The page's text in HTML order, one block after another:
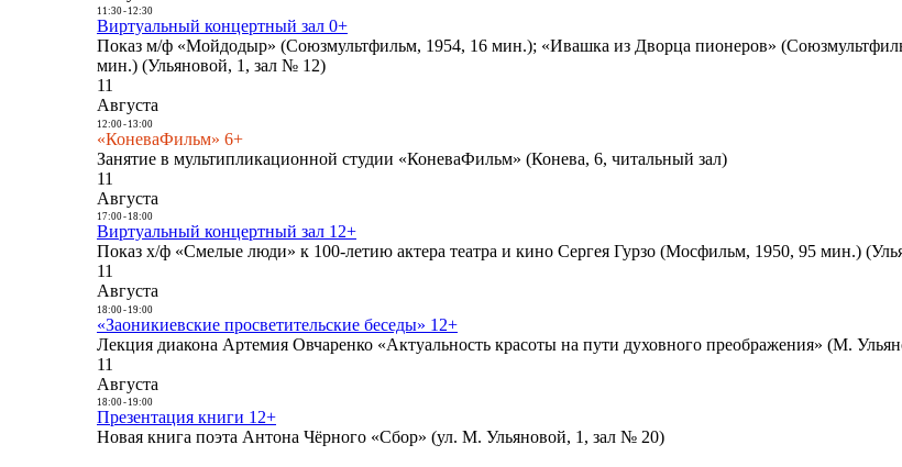
11:30- 12:30
Виртуальный концертный зал 0+
Показ м/ф «Мойдодыр» (Союзмультфильм, 1954, 16 мин.); «Ивашка из Дворца пионеров»
мин.) (Ульяновой, 1, зал № 12)
11
Августа
12:00- 13:00
«КоневаФильм» 6+
Занятие в мультипликационной студии «КоневаФильм» (Конева, 6, читальный зал)
11
Августа
17:00- 18:00
Виртуальный концертный зал 12+
Показ х/ф «Смелые люди» к 100-летию актера театра и кино Сергея Гурзо (Мосфильм, 1950, 95 мин.)
11
Августа
18:00- 19:00
«Заоникиевские просветительские беседы» 12+
Лекция диакона Артемия Овчаренко «Актуальность красоты на пути духовного преображения» (М.
11
Августа
18:00- 19:00
Презентация книги 12+
Новая книга поэта Антона Чёрного «Сбор» (ул. М. Ульяновой, 1, зал № 20)